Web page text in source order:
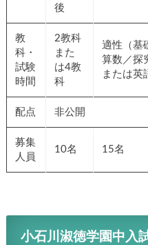
後
教
科・
試験
時間
2教科
また
は4教
科
適性（基
算数／探
または英
配点 非公開
募集
人員
10名 15名
小石川淑徳学園 中入